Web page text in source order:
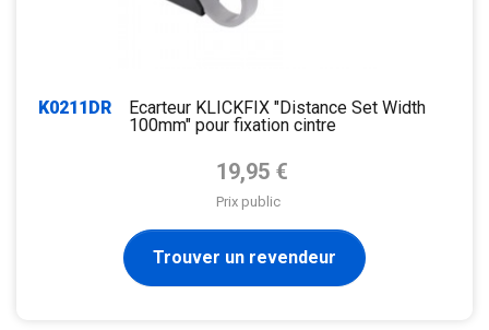
K0211DR
Ecarteur KLICKFIX "Distance Set Width
100mm" pour fixation cintre
Prix de base
19,95 €
Prix public
Trouver un revendeur